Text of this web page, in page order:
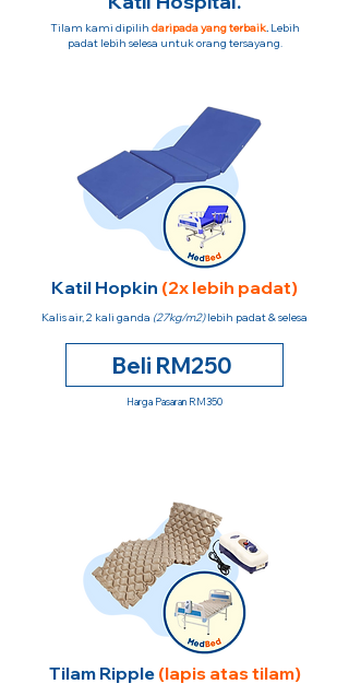
Tilam kami dipilih daripada yang terbaik.Lebih
padat lebih selesa untuk orang tersayang.
Katil Hopkin (2x lebih padat)
Kalis air, 2 kali ganda (27kg/m2)lebih padat & selesa
Beli RM250
Harga Pasaran RM350
Tilam Ripple (lapis atas tilam)